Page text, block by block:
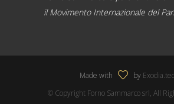
il Movimento Internazionale del
Made with by
© Copyright Forno Sammarco srl, All